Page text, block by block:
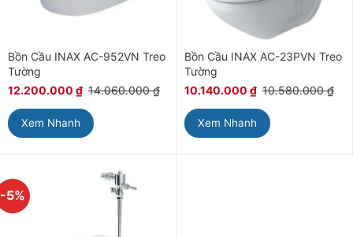
Bồn Cầu INAX AC-952VN Treo
Tường
12.200.000 ₫ 14.060.000₫
Xem Nhanh
Bồn Cầu INAX AC-23PVN Treo
Tường
10.140.000 ₫ 10.580.000₫
Xem Nhanh
-5%